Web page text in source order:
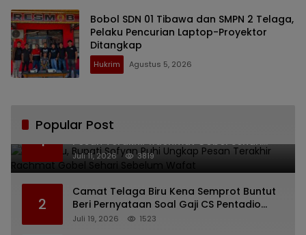
Bobol SDN 01 Tibawa dan SMPN 2 Telaga,
Pelaku Pencurian Laptop-Proyektor
Ditangkap
Hukrim Agustus 5, 2026
Popular Post
1
Bikin Haru, Bupati Sofyan Puhi Ungkap
Pesan Terakhir Rachmat Gobel Sehari
Sebelum Wafat
Juli 11, 2026 3819
2
Camat Telaga Biru Kena Semprot Buntut
Beri Pernyataan Soal Gaji CS Pentadio
Barat yang Nunggak
Juli 19, 2026 1523